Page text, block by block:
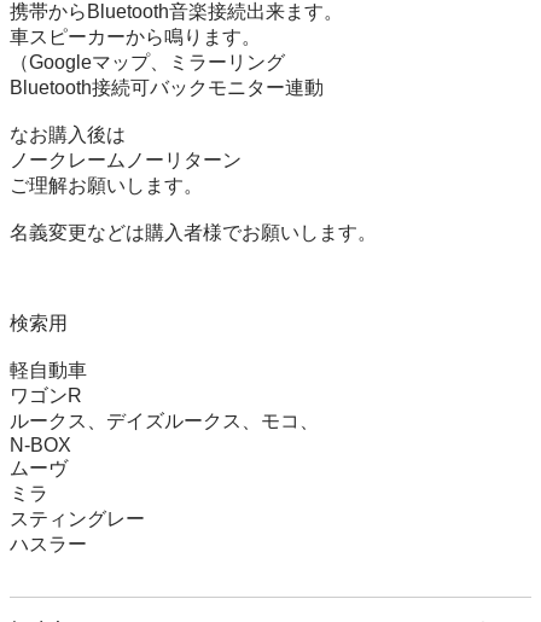
携帯からBluetooth音楽接続出来ます。
車スピーカーから鳴ります。
（Googleマップ、ミラーリング
Bluetooth接続可バックモニター連動
なお購入後は
ノークレームノーリターン
ご理解お願いします。
名義変更などは購入者様でお願いします。
検索用
軽自動車
ワゴンR
ルークス、デイズルークス、モコ、
N-BOX
ムーヴ
ミラ
スティングレー
ハスラー